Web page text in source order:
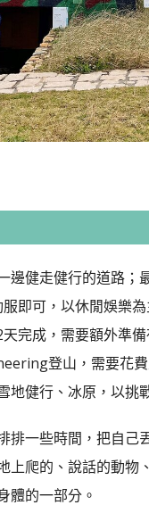
邊健走健行的道路
即可，以休閒娛樂
完成，需要額外準
登山，需要花
地健行、冰原，以挑
排一些時間，把自
上爬的、說話的動
體的一部分。